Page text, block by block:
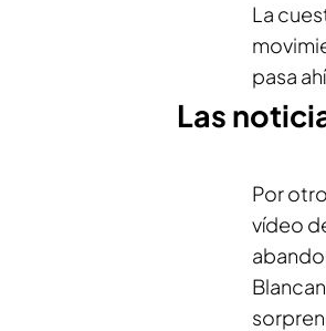
La
pasa
Las
Por
vídeo